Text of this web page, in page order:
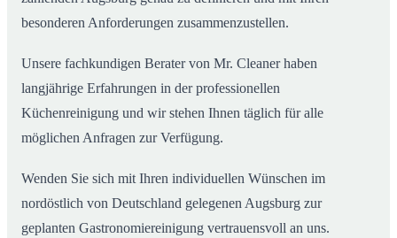
besonderen Anforderungen zusammenzustellen.
Unsere fachkundigen Berater von Mr. Cleaner haben
langjährige Erfahrungen in der professionellen
Küchenreinigung und wir stehen Ihnen täglich für alle
möglichen Anfragen zur Verfügung.
Wenden Sie sich mit Ihren individuellen Wünschen im
nordöstlich von Deutschland gelegenen Augsburg zur
geplanten Gastronomiereinigung vertrauensvoll an uns.